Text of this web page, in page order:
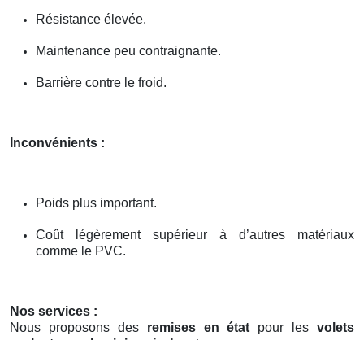
Résistance élevée.
Maintenance peu contraignante.
Barrière contre le froid.
Inconvénients :
Poids plus important.
Coût légèrement supérieur à d’autres matériaux
comme le PVC.
Nos services :
Nous proposons des remises en état pour les volets